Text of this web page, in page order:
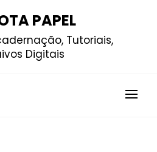
PAPEL
Tutoriais,
Digitais